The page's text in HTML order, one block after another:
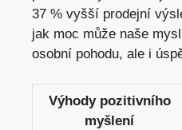
37 % vyšší prodejní
jak moc může naše
osobní pohodu, ale i
Výhody pozitivního
myšlení